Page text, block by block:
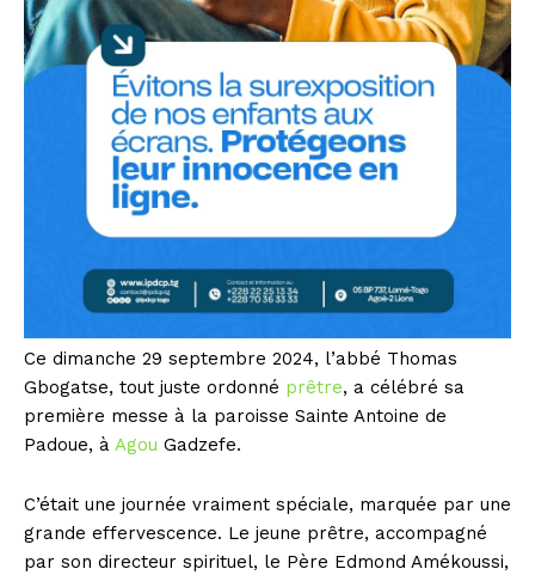
Ce dimanche 29 septembre 2024, l’abbé Thomas
Gbogatse, tout juste ordonné prêtre, a célébré sa
première messe à la paroisse Sainte Antoine de
Padoue, à Agou Gadzefe.
C’était une journée vraiment spéciale, marquée par une
grande effervescence. Le jeune prêtre, accompagné
par son directeur spirituel, le Père Edmond Amékoussi,